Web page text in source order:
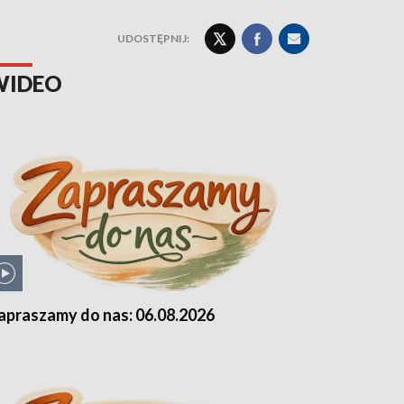
UDOSTĘPNIJ:
do nas: 06.08.2026